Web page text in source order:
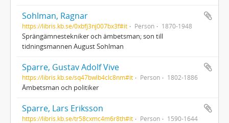
Sohlman, Ragnar
https://libris.kb.se/0xbfj3nj007bx3f#it Person 1870-1948
Sprängämnestekniker och ämbetsman; son till
tidningsmannen August Sohlman
Sparre, Gustav Adolf Vive
https://libris.kb.se/sq47bwlb4clc8nm#it Person 1802-1886
Ämbetsman och politiker
Sparre, Lars Eriksson
https://libris.kb.se/tr58cxmc4m6r8th#it Person 1590-1644